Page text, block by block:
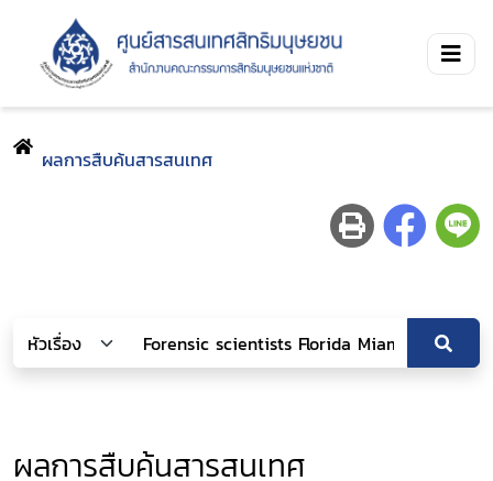
ผลการสืบค้นสารสนเทศ
ผลการสืบค้นสารสนเทศ